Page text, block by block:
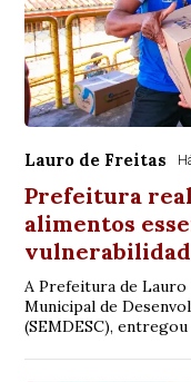
Lauro de Freitas
Prefeitura
alimentos
A Prefeitura de
Municipal de
(SEMDESC), entregou